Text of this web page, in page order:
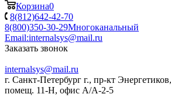
Корзина0
8(812)642-42-70
8(800)350-30-29Многоканальный
Email:internalsys@mail.ru
Заказать звонок
internalsys@mail.ru
г. Санкт-Петербург г., пр-кт
помещ. 11-Н, офис А/А-2-5